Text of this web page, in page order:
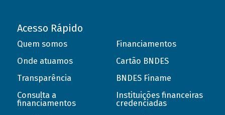
Acesso Rápido
Quem somos
Onde atuamos
Transparência
Consulta a
financiamentos
Financiamentos
Cartão BNDES
BNDES Finame
Instituições financeiras
credenciadas